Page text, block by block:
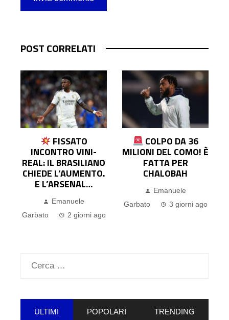
POST CORRELATI
FISSATO
INCONTRO VINI-
REAL: IL BRASILIANO
CHIEDE L’AUMENTO.
E L’ARSENAL…
Emanuele
Garbato
2 giorni ago
COLPO DA 36
MILIONI DEL COMO! È
FATTA PER
CHALOBAH
Emanuele
Garbato
3 giorni ago
Ricerca
ULTIMI POPOLARI TRENDING